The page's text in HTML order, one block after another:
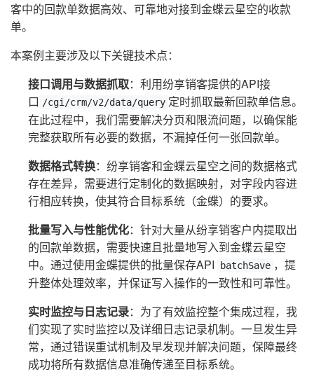
客中的回款单数据高效、可靠地对接到金蝶云星空的收款
单。
本案例主要涉及以下关键技术点：
接口调用与数据抓取：利用纷享销客提供的API接
口 /cgi/crm/v2/data/query 定时抓取最新回款单信息。
在此过程中，我们需要解决分页和限流问题，以确保能
完整获取所有必要的数据，不漏掉任何一张回款单。
数据格式转换：纷享销客和金蝶云星空之间的数据格式
存在差异，需要进行定制化的数据映射，对字段内容进
行相应转换，使其符合目标系统（金蝶）的要求。
批量写入与性能优化：针对大量从纷享销客户内提取出
的回款单数据，需要快速且批量地写入到金蝶云星空
中。通过使用金蝶提供的批量保存API
batchSave ，提
升整体处理效率，并保证写入操作的一致性和可靠性。
实时监控与日志记录：为了有效监控整个集成过程，我
们实现了实时监控以及详细日志记录机制。一旦发生异
常，通过错误重试机制及早发现并解决问题，保障最终
成功将所有数据信息准确传递至目标系统。